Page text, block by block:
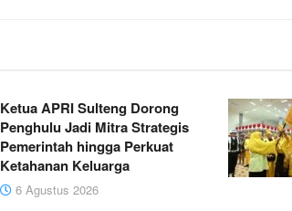
Ketua APRI Sulteng Dorong
Penghulu Jadi Mitra Strategis
Pemerintah hingga Perkuat
Ketahanan Keluarga
6 Agustus 2026